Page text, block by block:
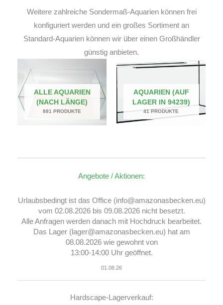
Weitere zahlreiche Sondermaß-Aquarien können frei
konfiguriert werden und ein großes Sortiment an
Standard-Aquarien können wir über einen Großhändler
günstig anbieten.
ALLE AQUARIEN
(NACH LÄNGE)
881 PRODUKTE
AQUARIEN (AUF
LAGER IN 94239)
41 PRODUKTE
Angebote / Aktionen:
Urlaubsbedingt ist das Office (info@amazonasbecken.eu)
vom 02.08.2026 bis 09.08.2026 nicht besetzt.
Alle Anfragen werden danach mit Hochdruck bearbeitet.
Das Lager (lager@amazonasbecken.eu) hat am
08.08.2026 wie gewohnt von
13:00-14:00 Uhr geöffnet.
01.08.26
Hardscape-Lagerverkauf: